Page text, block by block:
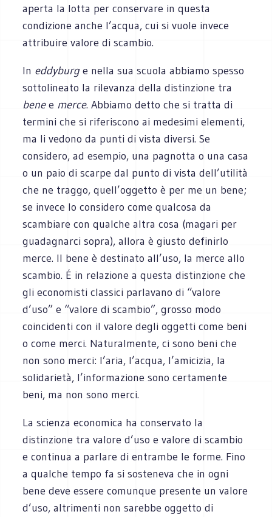
aperta la lotta per conservare in questa
condizione anche l’acqua, cui si vuole invece
attribuire valore di scambio.
In eddyburge nella sua scuola abbiamo spesso
sottolineato la rilevanza della distinzione tra
benee merce. Abbiamo detto che si tratta di
termini che si riferiscono ai medesimi elementi,
ma li vedono da punti di vista diversi. Se
considero, ad esempio, una pagnotta o una casa
o un paio di scarpe dal punto di vista dell’utilità
che ne traggo, quell’oggetto è per me un bene;
se invece lo considero come qualcosa da
scambiare con qualche altra cosa (magari per
guadagnarci sopra), allora è giusto definirlo
merce. Il bene è destinato all’uso, la merce allo
scambio. É in relazione a questa distinzione che
gli economisti classici parlavano di “valore
d’uso” e “valore di scambio”, grosso modo
coincidenti con il valore degli oggetti come beni
o come merci. Naturalmente, ci sono beni che
non sono merci: l’aria, l’acqua, l’amicizia, la
solidarietà, l’informazione sono certamente
beni, ma non sono merci.
La scienza economica ha conservato la
distinzione tra valore d’uso e valore di scambio
e continua a parlare di entrambe le forme. Fino
a qualche tempo fa si sosteneva che in ogni
bene deve essere comunque presente un valore
d’uso, altrimenti non sarebbe oggetto di